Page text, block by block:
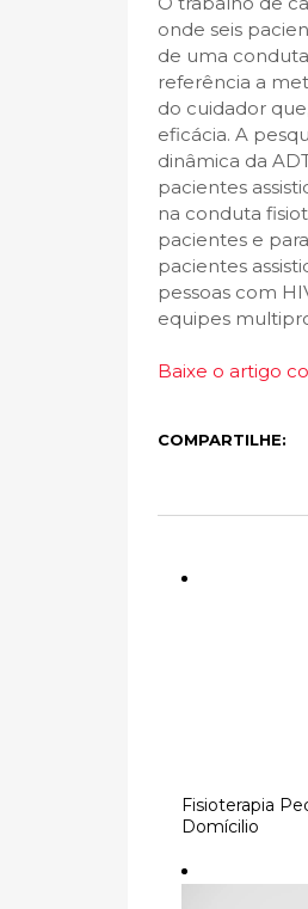
onde seis
de uma
referência a
do cuidador
eficácia. A
dinâmica da
pacientes
na conduta
pacientes e
pacientes
pessoas com
equipes
Baixe o artigo
COMPARTILHE:
Fisioterapia
Domícilio